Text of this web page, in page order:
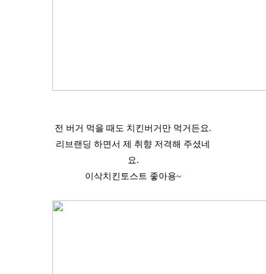
전 버거 먹을 때도 치킨버거만 먹거든요.
리브랜딩 하면서 제 취향 저격해 주셨네
요.
이삭치킨토스트 좋아용~